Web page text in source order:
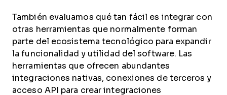
También evaluamos qué tan fácil es integrar con
otras herramientas que normalmente forman
parte del ecosistema tecnológico para expandir
la funcionalidad y utilidad del software. Las
herramientas que ofrecen abundantes
integraciones nativas, conexiones de terceros y
acceso API para crear integraciones